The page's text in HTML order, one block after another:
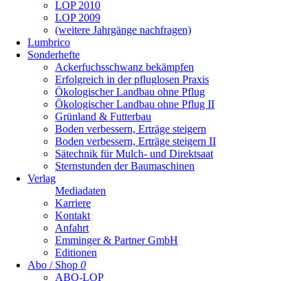
LOP 2010
LOP 2009
(weitere Jahrgänge nachfragen)
Lumbrico
Sonderhefte
Ackerfuchsschwanz bekämpfen
Erfolgreich in der pfluglosen Praxis
Ökologischer Landbau ohne Pflug
Ökologischer Landbau ohne Pflug II
Grünland & Futterbau
Boden verbessern, Erträge steigern
Boden verbessern, Erträge steigern II
Sätechnik für Mulch- und Direktsaat
Sternstunden der Baumaschinen
Verlag
Mediadaten
Karriere
Kontakt
Anfahrt
Emminger & Partner GmbH
Editionen
Abo / Shop 0
ABO-LOP